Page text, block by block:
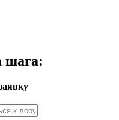
шага: